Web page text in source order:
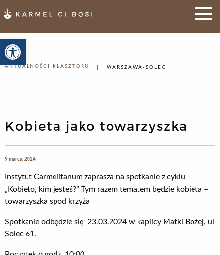
Otwórz pasek narzędzi
AKTUALNOŚCI KLASZTORU WARSZAWA-SOLEC
Kobieta jako towarzyszka
9 marca, 2024
Instytut Carmelitanum zaprasza na spotkanie z cyklu
„Kobieto, kim jesteś?” Tym razem tematem będzie kobieta –
towarzyszka spod krzyża
Spotkanie odbędzie się 23.03.2024 w kaplicy Matki Bożej, ul
Solec 61.